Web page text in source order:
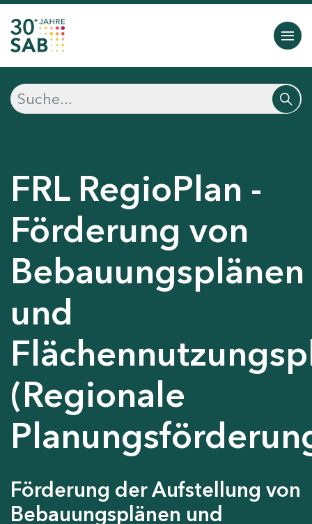
FRL RegioPlan -
Förderung von
Bebauungsplänen
und
(Regionale
Förderung der Aufstellung von
Bebauungsplänen und